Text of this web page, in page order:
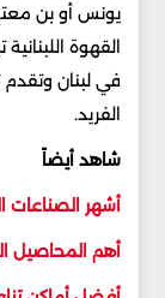
يونس أو بن
القهوة
في لبنان وتقدم
الفريد.
شاهد أيضاً
أشهر الصناعات
أهم المحاصيل